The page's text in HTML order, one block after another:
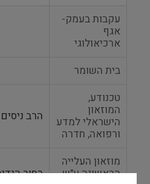
עקבות בעמק-
אגף
ארכיאולוגי
בית השומר
טכנודע,
המוזאון
הישראלי למדע
ורפואה, חדרה
הרב ניסים 2, חדרה
מוזאון העלייה
הראשונה ע"ש